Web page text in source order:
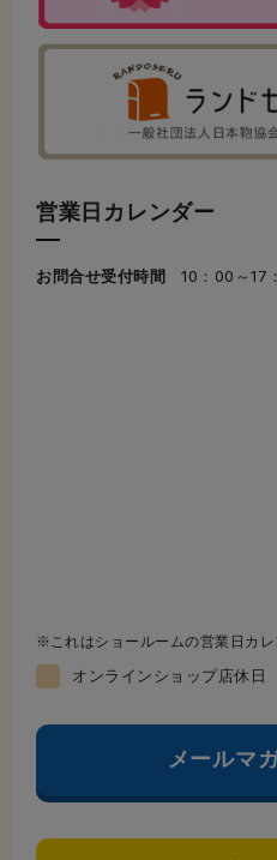
営業日カレンダー
お問合せ受付時間 10：00～17
これはショールームの営業日カ
オンラインショップ店休日
メールマ